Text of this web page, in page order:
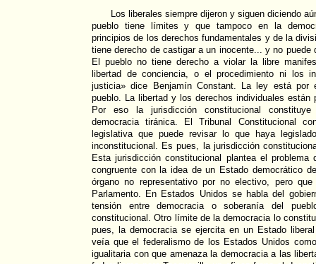
Los liberales siempre dijeron y siguen diciendo
pueblo tiene límites y que tampoco en la
principios de los derechos fundamentales y de la
tiene derecho de castigar a un inocente... y no puede
El pueblo no tiene derecho a violar la libre
libertad de conciencia, o el procedimiento ni los
justicia» dice Benjamín Constant. La ley está por
pueblo. La libertad y los derechos individuales están
Por eso la jurisdicción constitucional
democracia tiránica. El Tribunal Constitucional
legislativa que puede revisar lo que haya
inconstitucional. Es pues, la jurisdicción
Esta jurisdicción constitucional plantea el
congruente con la idea de un Estado democrático
órgano no representativo por no electivo, pero
Parlamento. En Estados Unidos se habla del
tensión entre democracia o soberanía del
constitucional. Otro límite de la democracia lo
pues, la democracia se ejercita en un Estado
veía que el federalismo de los Estados Unidos
igualitaria con que amenaza la democracia a las